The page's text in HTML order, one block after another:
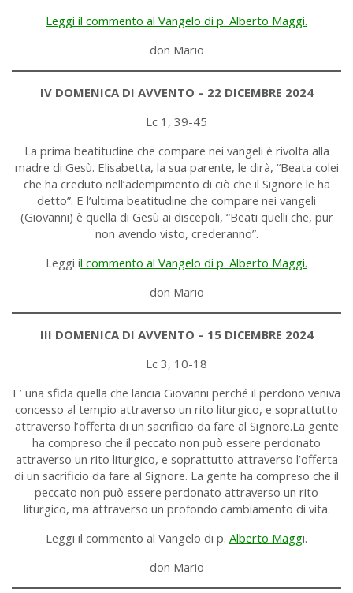
Leggi il commento al Vangelo di p. Alberto Maggi.
don Mario
IV DOMENICA DI AVVENTO – 22 DICEMBRE 2024
Lc 1, 39-45
La prima beatitudine che compare nei vangeli è rivolta alla
madre di Gesù. Elisabetta, la sua parente, le dirà, “Beata colei
che ha creduto nell’adempimento di ciò che il Signore le ha
detto”. E l’ultima beatitudine che compare nei vangeli
(Giovanni) è quella di Gesù ai discepoli, “Beati quelli che, pur
non avendo visto, crederanno”.
Leggi il commento al Vangelo di p. Alberto Maggi.
don Mario
III DOMENICA DI AVVENTO – 15 DICEMBRE 2024
Lc 3, 10-18
E’ una sfida quella che lancia Giovanni perché il perdono veniva
concesso al tempio attraverso un rito liturgico, e soprattutto
attraverso l’offerta di un sacrificio da fare al Signore.La gente
ha compreso che il peccato non può essere perdonato
attraverso un rito liturgico, e soprattutto attraverso l’offerta
di un sacrificio da fare al Signore. La gente ha compreso che il
peccato non può essere perdonato attraverso un rito
liturgico, ma attraverso un profondo cambiamento di vita.
Leggi il commento al Vangelo di p. Alberto Maggi.
don Mario